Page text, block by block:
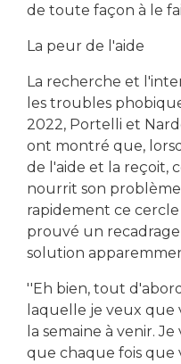
de toute façon à le
La peur de l'aide
La recherche et
les troubles
2022, Portelli et
ont montré que,
de l'aide et la reçoit,
nourrit son
rapidement ce
prouvé un
solution
''Eh bien, tout
laquelle je veux que
la semaine à venir.
que chaque fois que